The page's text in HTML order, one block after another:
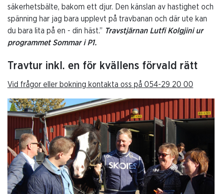
säkerhetsbälte, bakom ett djur. Den känslan av hastighet och
spänning har jag bara upplevt på travbanan och där ute kan
du bara lita på en - din häst.” Travstjärnan Lutfi Kolgjini ur
programmet Sommar i P1.
Travtur inkl. en för kvällens förvald rätt
Vid frågor eller bokning kontakta oss på 054-29 20 00